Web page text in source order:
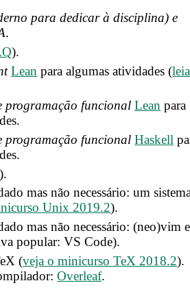
para dedicar à disciplina) e
.
).
Lean para algumas atividades (
programação funcional Lean para
programação funcional Haskell
).
mas não necessário: um
Unix 2019.2).
mas não necessário: (neo)vim e
popular: VS Code).
(veja o minicurso TeX 2018.2).
Overleaf.